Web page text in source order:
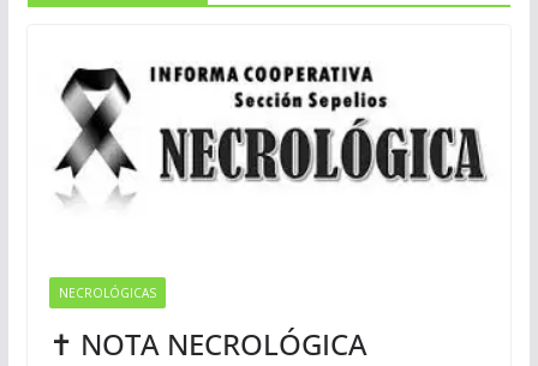
NECROLÓGICAS
✝ NOTA NECROLÓGICA